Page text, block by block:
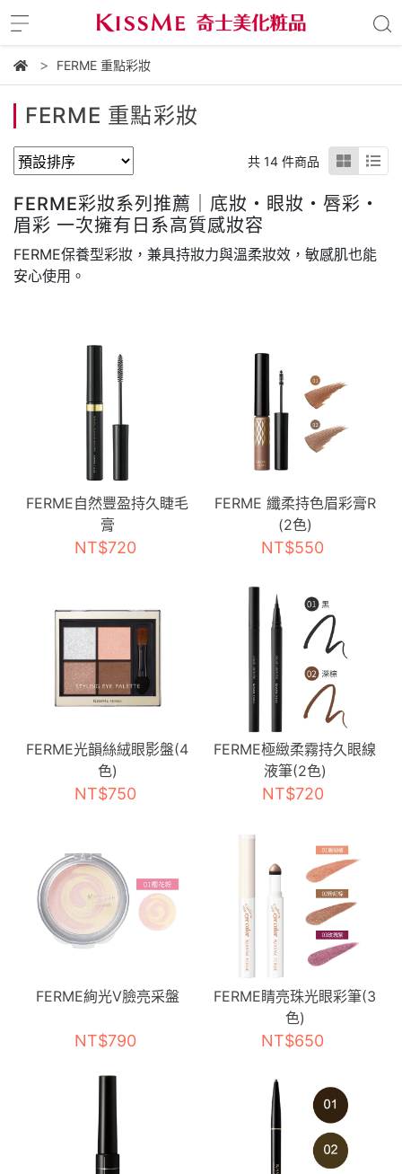
FERME 重點彩妝
FERME 重點彩妝
共 14 件商品
FERME彩妝系列推薦｜底妝・眼妝・唇彩・
眉彩 一次擁有日系高質感妝容
FERME保養型彩妝，兼具持妝力與溫柔妝效，敏感肌也能
安心使用。
FERME自然豐盈持久睫毛
膏
NT$720
FERME 纖柔持色眉彩膏R
(2色)
NT$550
FERME光韻絲絨眼影盤(4
色)
NT$750
FERME極緻柔霧持久眼線
液筆(2色)
NT$720
FERME絢光V臉亮采盤
NT$790
FERME睛亮珠光眼彩筆(3
色)
NT$650